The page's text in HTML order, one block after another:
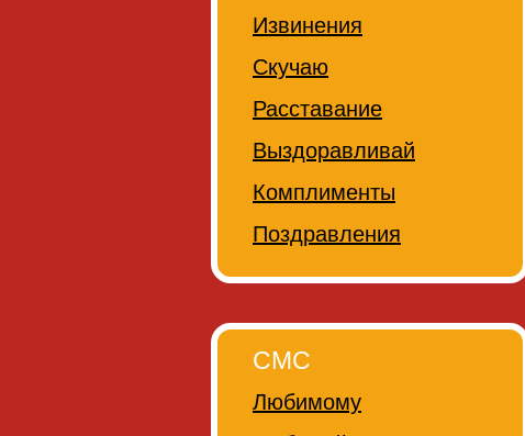
Извинения
Скучаю
Расставание
Выздоравливай
Комплименты
Поздравления
СМС
Любимому